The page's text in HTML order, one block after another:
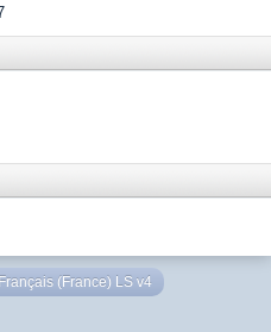
Français (France) LS v4